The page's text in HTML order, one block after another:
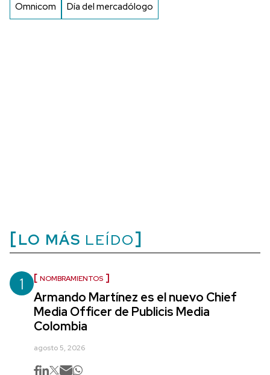
Omnicom Día del mercadólogo
LO MÁS LEÍDO
1 NOMBRAMIENTOS
Armando Martínez es el nuevo Chief
Media Officer de Publicis Media
Colombia
agosto 5, 2026